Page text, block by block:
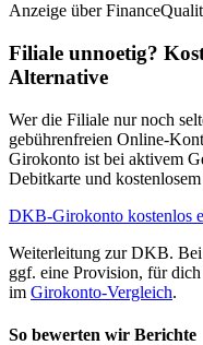
Anzeige über
Filiale unnoetig?
Alternative
Wer die Filiale nur noch
gebührenfreien Online-
Girokonto ist bei aktivem
Debitkarte und
DKB-Girokonto kostenlos
Weiterleitung zur DKB.
ggf. eine Provision, für
im Girokonto-Vergleich.
So bewerten wir Berichte